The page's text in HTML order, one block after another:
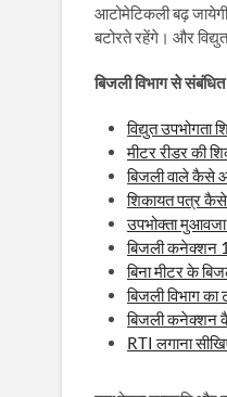
आटोमेटिकली बढ़
बटोरते रहेंगे। और
बिजली विभाग से
विद्युत उपभोगता
मीटर रीडर की
बिजली वाले कैसे
शिकायत पत्र
उपभोक्ता
बिजली कनेक्शन
बिना मीटर के
बिजली विभाग
बिजली कनेक्शन
RTI लगाना